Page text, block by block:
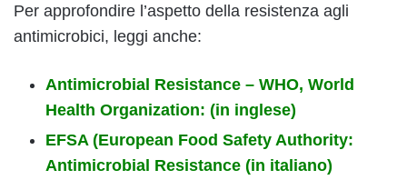
Per approfondire l’aspetto della resistenza agli
antimicrobici, leggi anche:
Antimicrobial Resistance – WHO, World
Health Organization: (in inglese)
EFSA (European Food Safety Authority:
Antimicrobial Resistance (in italiano)